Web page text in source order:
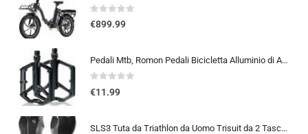
0out of 5
€899.99
Pedali Mtb, Romon Pedali Bicicletta Alluminio di Alta Qualità e Cuscinetto du Sigillato, Pedali Piatti 9/16 Lavorati a CNC co
0out of 5
€11.99
SLS3 Tuta da Triathlon da Uomo Trisuit da 2 Tasche FRT Ottima vestibilità e comodità | Progettato Tedesco 2019